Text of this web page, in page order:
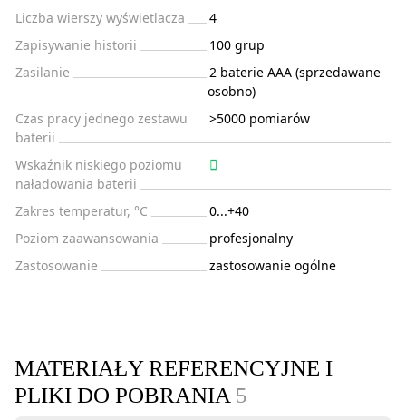
Liczba wierszy wyświetlacza
4
Zapisywanie historii
100 grup
Zasilanie
2 baterie AAA (sprzedawane
osobno)
Czas pracy jednego zestawu
baterii
>5000 pomiarów
Wskaźnik niskiego poziomu
naładowania baterii
Zakres temperatur, °C
0...+40
Poziom zaawansowania
profesjonalny
Zastosowanie
zastosowanie ogólne
MATERIAŁY REFERENCYJNE I
PLIKI DO POBRANIA 5